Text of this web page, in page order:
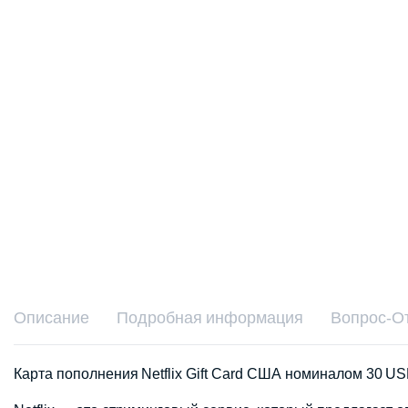
Описание Подробная информация Вопрос-
Карта пополнения Netflix Gift Card США номиналом 30